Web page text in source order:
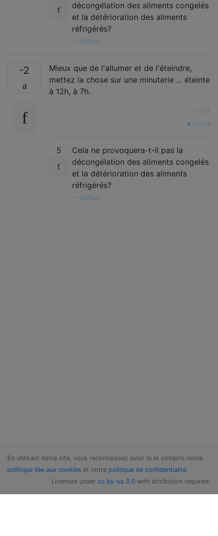
décongélation des aliments congelés
et la détérioration des aliments
réfrigérés?
BMitch
-2
Mieux que de l'allumer et de l'éteindre,
mettez la chose sur une minuterie ... éteinte
à 12h, à 7h.
TNT
source
5
Cela ne provoquera-t-il pas la
décongélation des aliments congelés
et la détérioration des aliments
réfrigérés?
BMitch
En utilisant notre site, vous reconnaissez avoir lu et compris notre
politique liée aux cookies et notre politique de confidentialité.
Licensed under cc by-sa 3.0 with attribution required.